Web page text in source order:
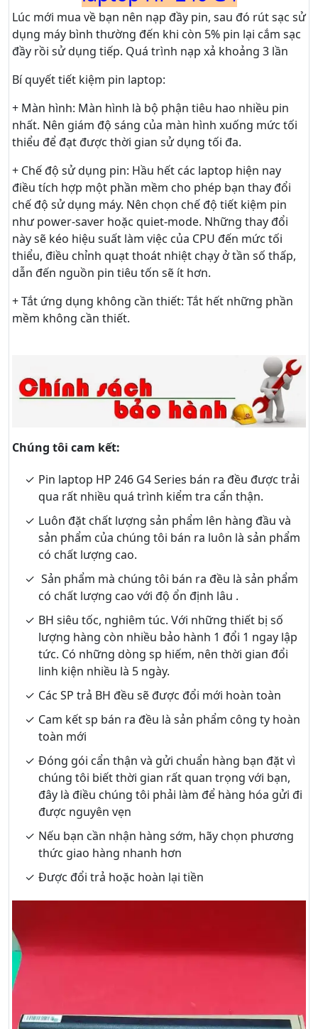
Lúc mới mua về bạn nên nạp đầy pin, sau đó rút sạc sử
dụng máy bình thường đến khi còn 5% pin lại cắm sạc
đầy rồi sử dụng tiếp. Quá trình nạp xả khoảng 3 lần
Bí quyết tiết kiệm pin laptop:
+ Màn hình: Màn hình là bộ phận tiêu hao nhiều pin
nhất. Nên giám độ sáng của màn hình xuống mức tối
thiểu để đạt được thời gian sử dụng tối đa.
+ Chế độ sử dụng pin: Hầu hết các laptop hiện nay
điều tích hợp một phần mềm cho phép bạn thay đổi
chế độ sử dụng máy. Nên chọn chế độ tiết kiệm pin
như power-saver hoặc quiet-mode. Những thay đổi
này sẽ kéo hiệu suất làm việc của CPU đến mức tối
thiểu, điều chỉnh quạt thoát nhiệt chạy ở tần số thấp,
dẫn đến nguồn pin tiêu tốn sẽ ít hơn.
+ Tắt ứng dụng không cần thiết: Tắt hết những phần
mềm không cần thiết.
Chúng tôi cam kết:
Pin laptop HP 246 G4 Series bán ra đều được trải
qua rất nhiều quá trình kiểm tra cẩn thận.
Luôn đặt chất lượng sản phẩm lên hàng đầu và
sản phẩm của chúng tôi bán ra luôn là sản phẩm
có chất lượng cao.
Sản phẩm mà chúng tôi bán ra đều là sản phẩm
có chất lượng cao với độ ổn định lâu .
BH siêu tốc, nghiêm túc. Với những thiết bị số
lượng hàng còn nhiều bảo hành 1 đổi 1 ngay lập
tức. Có những dòng sp hiếm, nên thời gian đổi
linh kiện nhiều là 5 ngày.
Các SP trả BH đều sẽ được đổi mới hoàn toàn
Cam kết sp bán ra đều là sản phẩm công ty hoàn
toàn mới
Đóng gói cẩn thận và gửi chuẩn hàng bạn đặt vì
chúng tôi biết thời gian rất quan trọng với bạn,
đây là điều chúng tôi phải làm để hàng hóa gửi đi
được nguyên vẹn
Nếu bạn cần nhận hàng sớm, hãy chọn phương
thức giao hàng nhanh hơn
Được đổi trả hoặc hoàn lại tiền